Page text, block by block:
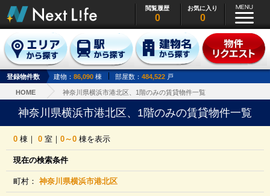
閲覧履歴
0
お気に入り
0
登録物件数 建物： 86,090 棟 部屋数： 484,522 戸
HOME 神奈川県横浜市港北区、1階のみの賃貸物件一覧
神奈川県横浜市港北区、1階のみの賃貸物件一覧
0 棟｜0 室｜0～0 棟を表示
現在の検索条件
町村：神奈川県横浜市港北区